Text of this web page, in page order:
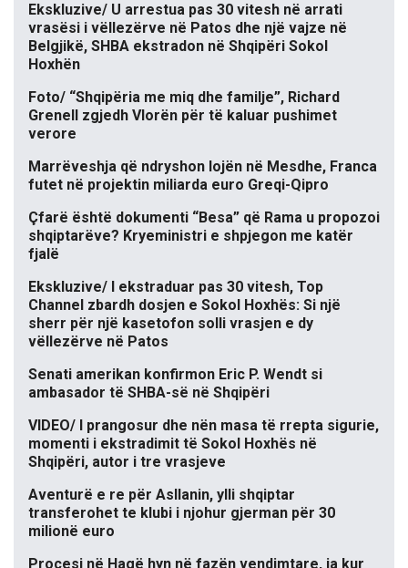
Ekskluzive/ U arrestua pas 30 vitesh në arrati
vrasësi i vëllezërve në Patos dhe një vajze në
Belgjikë, SHBA ekstradon në Shqipëri Sokol
Hoxhën
Foto/ “Shqipëria me miq dhe familje”, Richard
Grenell zgjedh Vlorën për të kaluar pushimet
verore
Marrëveshja që ndryshon lojën në Mesdhe, Franca
futet në projektin miliarda euro Greqi-Qipro
Çfarë është dokumenti “Besa” që Rama u propozoi
shqiptarëve? Kryeministri e shpjegon me katër
fjalë
Ekskluzive/ I ekstraduar pas 30 vitesh, Top
Channel zbardh dosjen e Sokol Hoxhës: Si një
sherr për një kasetofon solli vrasjen e dy
vëllezërve në Patos
Senati amerikan konfirmon Eric P. Wendt si
ambasador të SHBA-së në Shqipëri
VIDEO/ I prangosur dhe nën masa të rrepta sigurie,
momenti i ekstradimit të Sokol Hoxhës në
Shqipëri, autor i tre vrasjeve
Aventurë e re për Asllanin, ylli shqiptar
transferohet te klubi i njohur gjerman për 30
milionë euro
Procesi në Hagë hyn në fazën vendimtare, ja kur